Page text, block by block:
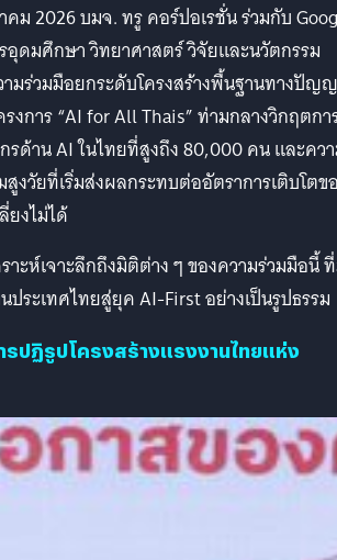
ม 2026 บมจ. ทรู คอร์ปอเรชั่น ร่วมกับ
อุดมศึกษา วิทยาศาสตร์ วิจัยและนวัตกรรม
มร่วมมือยกระดับโครงสร้างพื้นฐานทางปัญ
รงการ “AI for All Thais” ท่ามกลางวิกฤตกา
ด้าน AI ในไทยที่สูงถึง 80,000 คน และคว
งวัยที่เริ่มส่งผลกระทบต่ออัตราการเติบโตข
ยงไม่ได้
าะห์เจาะลึกถึงมิติต่าง ๆ ของความร่วมมือนี้
ประเทศไทยสู่ยุค AI-First อย่างเป็นรูปธรรม
ปฏิรูปโครงสร้างแรงงานไทยแห่ง